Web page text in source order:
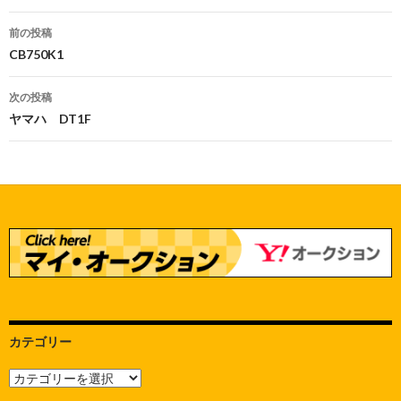
投
稿
ナ
ゲ
シ
ョ
前の投稿
CB750K1
次の投稿
ヤマハ DT1F
カテゴリー
カ
テ